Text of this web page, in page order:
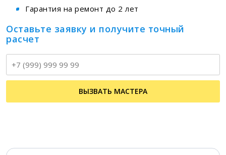
Гарантия на ремонт до 2 лет
Оставьте заявку и получите точный
расчет
ВЫЗВАТЬ МАСТЕРА